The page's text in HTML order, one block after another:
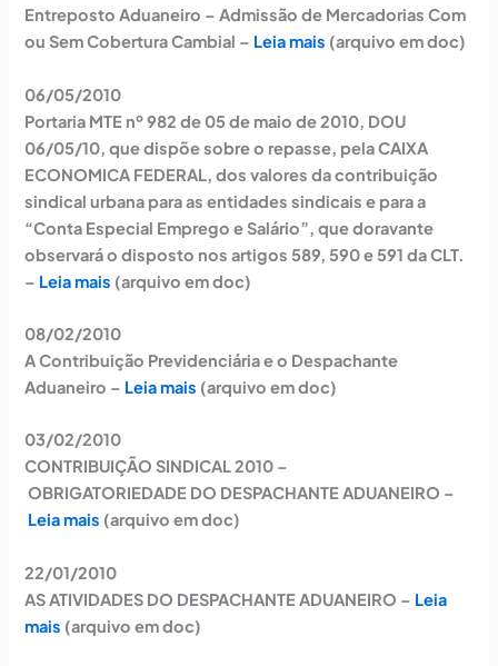
Entreposto Aduaneiro – Admissão de Mercadorias Com
ou Sem Cobertura Cambial – Leia mais (arquivo em doc)
06/05/2010
Portaria MTE nº 982 de 05 de maio de 2010, DOU
06/05/10, que dispõe sobre o repasse, pela CAIXA
ECONOMICA FEDERAL, dos valores da contribuição
sindical urbana para as entidades sindicais e para a
“Conta Especial Emprego e Salário”, que doravante
observará o disposto nos artigos 589, 590 e 591 da CLT.
– Leia mais (arquivo em doc)
08/02/2010
A Contribuição Previdenciária e o Despachante
Aduaneiro – Leia mais (arquivo em doc)
03/02/2010
CONTRIBUIÇÃO SINDICAL 2010 –
OBRIGATORIEDADE DO DESPACHANTE ADUANEIRO –
Leia mais (arquivo em doc)
22/01/2010
AS ATIVIDADES DO DESPACHANTE ADUANEIRO – Leia
mais (arquivo em doc)